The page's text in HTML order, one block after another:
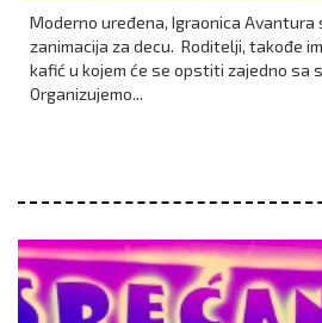
Moderno uređena, Igraonica Avantura
zanimacija za decu. Roditelji, takođe
kafić u kojem će se opstiti zajedno sa
Organizujemo...